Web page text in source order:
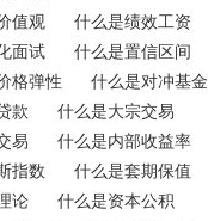
怎么样?
怎么样?
怎么样?
怎么样?
大学怎么样?
怎么样?
值观
什么是绩效工资
面试
什么是置信区间
格弹性
什么是对冲基金
款
什么是大宗交易
易
什么是内部收益率
指数
什么是套期保值
论
什么是资本公积